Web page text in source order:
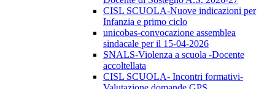
CISL SCUOLA-Nuove indicazioni per
Infanzia e primo ciclo
unicobas-convocazione assemblea
sindacale per il 15-04-2026
SNALS-Violenza a scuola -Docente
accoltellata
CISL SCUOLA- Incontri formativi-